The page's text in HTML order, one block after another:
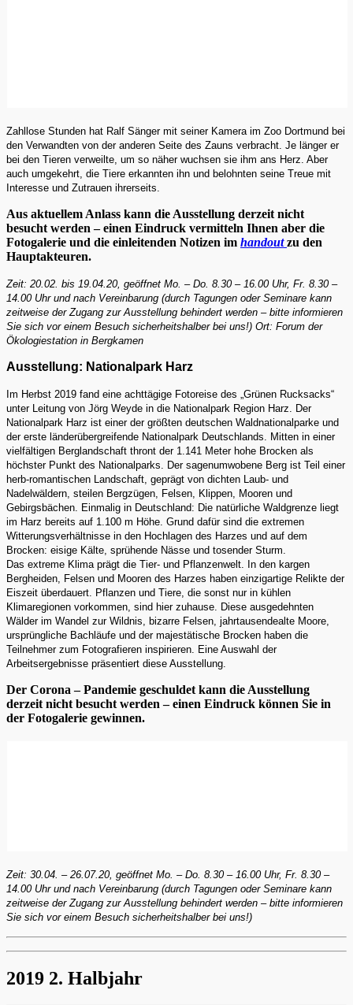
Zahllose Stunden hat Ralf Sänger mit seiner Kamera im Zoo Dortmund bei
den Verwandten von der anderen Seite des Zauns verbracht. Je länger er
bei den Tieren verweilte, um so näher wuchsen sie ihm ans Herz. Aber
auch umgekehrt, die Tiere erkannten ihn und belohnten seine Treue mit
Interesse und Zutrauen ihrerseits.
Aus aktuellem Anlass kann die Ausstellung derzeit nicht
besucht werden – einen Eindruck vermitteln Ihnen aber die
Fotogalerie und die einleitenden Notizen im handout zu den
Hauptakteuren.
Zeit: 20.02. bis 19.04.20, geöffnet Mo. – Do. 8.30 – 16.00 Uhr, Fr. 8.30 –
14.00 Uhr und nach Vereinbarung (durch Tagungen oder Seminare kann
zeitweise der Zugang zur Ausstellung behindert werden – bitte informieren
Sie sich vor einem Besuch sicherheitshalber bei uns!) Ort: Forum der
Ökologiestation in Bergkamen
Ausstellung: Nationalpark Harz
Im Herbst 2019 fand eine achttägige Fotoreise des „Grünen Rucksacks“
unter Leitung von Jörg Weyde in die Nationalpark Region Harz. Der
Nationalpark Harz ist einer der größten deutschen Waldnationalparke und
der erste länderübergreifende Nationalpark Deutschlands. Mitten in einer
vielfältigen Berglandschaft thront der 1.141 Meter hohe Brocken als
höchster Punkt des Nationalparks. Der sagenumwobene Berg ist Teil einer
herb-romantischen Landschaft, geprägt von dichten Laub- und
Nadelwäldern, steilen Bergzügen, Felsen, Klippen, Mooren und
Gebirgsbächen. Einmalig in Deutschland: Die natürliche Waldgrenze liegt
im Harz bereits auf 1.100 m Höhe. Grund dafür sind die extremen
Witterungsverhältnisse in den Hochlagen des Harzes und auf dem
Brocken: eisige Kälte, sprühende Nässe und tosender Sturm.
Das extreme Klima prägt die Tier- und Pflanzenwelt. In den kargen
Bergheiden, Felsen und Mooren des Harzes haben einzigartige Relikte der
Eiszeit überdauert. Pflanzen und Tiere, die sonst nur in kühlen
Klimaregionen vorkommen, sind hier zuhause. Diese ausgedehnten
Wälder im Wandel zur Wildnis, bizarre Felsen, jahrtausendealte Moore,
ursprüngliche Bachläufe und der majestätische Brocken haben die
Teilnehmer zum Fotografieren inspirieren. Eine Auswahl der
Arbeitsergebnisse präsentiert diese Ausstellung.
Der Corona – Pandemie geschuldet kann die Ausstellung
derzeit nicht besucht werden – einen Eindruck können Sie in
der Fotogalerie gewinnen.
Zeit: 30.04. – 26.07.20, geöffnet Mo. – Do. 8.30 – 16.00 Uhr, Fr. 8.30 –
14.00 Uhr und nach Vereinbarung (durch Tagungen oder Seminare kann
zeitweise der Zugang zur Ausstellung behindert werden – bitte informieren
Sie sich vor einem Besuch sicherheitshalber bei uns!)
2019 2. Halbjahr